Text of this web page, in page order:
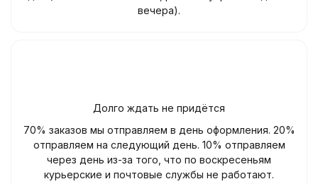
вечера).
Долго ждать не придётся
70% заказов мы отправляем в день оформления. 20%
отправляем на следующий день. 10% отправляем
через день из-за того, что по воскресеньям
курьерские и почтовые службы не работают.